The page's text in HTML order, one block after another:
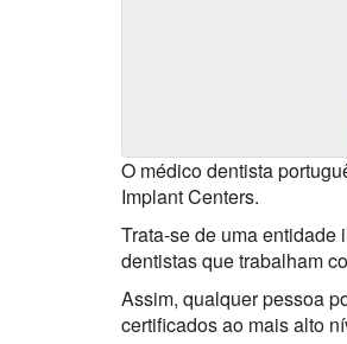
O médico dentista
Implant Centers.
Trata-se de uma
dentistas que trabalham
Assim, qualquer pessoa
certificados ao mais alto